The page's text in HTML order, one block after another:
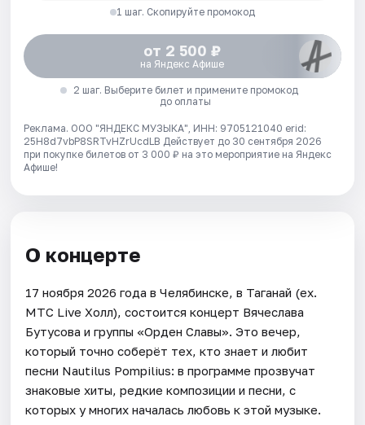
1 шаг. Скопируйте промокод
от 2 500 ₽
на Яндекс Афише
2 шаг. Выберите билет и примените промокод
до оплаты
Реклама. ООО "ЯНДЕКС МУЗЫКА", ИНН: 9705121040 erid:
25H8d7vbP8SRTvHZrUcdLB Действует до 30 сентября 2026
при покупке билетов от 3 000 ₽ на это мероприятие на Яндекс
Афише!
О концерте
17 ноября 2026 года в Челябинске, в Таганай (ex.
МТС Live Холл), состоится концерт Вячеслава
Бутусова и группы «Орден Славы». Это вечер,
который точно соберёт тех, кто знает и любит
песни Nautilus Pompilius: в программе прозвучат
знаковые хиты, редкие композиции и песни, с
которых у многих началась любовь к этой музыке.